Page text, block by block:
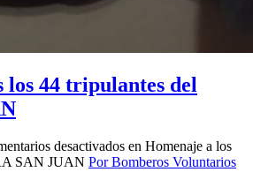
los 44 tripulantes del
desactivados en Homenaje a los
SAN JUAN Por Bomberos Voluntarios